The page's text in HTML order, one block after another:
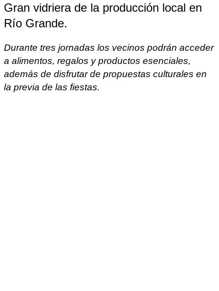
Gran vidriera de la producción local en
Río Grande.
Durante tres jornadas los vecinos podrán acceder
a alimentos, regalos y productos esenciales,
además de disfrutar de propuestas culturales en
la previa de las fiestas.